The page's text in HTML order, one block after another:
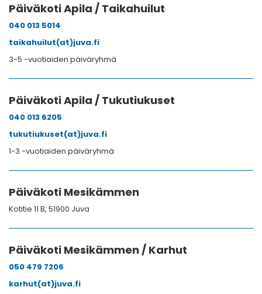
Päiväkoti Apila / Taikahuilut
040 013 5014
taikahuilut(at)juva.fi
3-5 -vuotiaiden päiväryhmä
Päiväkoti Apila / Tukutiukuset
040 013 6205
tukutiukuset(at)juva.fi
1-3 -vuotiaiden päiväryhmä
Päiväkoti Mesikämmen
Kotitie 11 B, 51900 Juva
Päiväkoti Mesikämmen / Karhut
050 479 7206
karhut(at)juva.fi